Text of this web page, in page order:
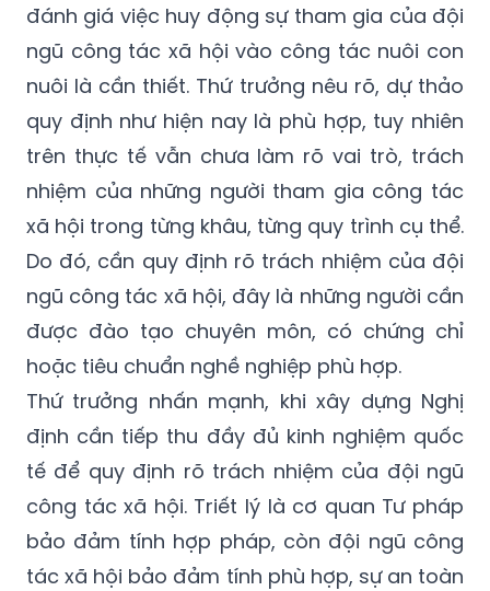
đánh giá việc huy động sự tham gia của đội
ngũ công tác xã hội vào công tác nuôi con
nuôi là cần thiết. Thứ trưởng nêu rõ, dự thảo
quy định như hiện nay là phù hợp, tuy nhiên
trên thực tế vẫn chưa làm rõ vai trò, trách
nhiệm của những người tham gia công tác
xã hội trong từng khâu, từng quy trình cụ thể.
Do đó, cần quy định rõ trách nhiệm của đội
ngũ công tác xã hội, đây là những người cần
được đào tạo chuyên môn, có chứng chỉ
hoặc tiêu chuẩn nghề nghiệp phù hợp.
Thứ trưởng nhấn mạnh, khi xây dựng Nghị
định cần tiếp thu đầy đủ kinh nghiệm quốc
tế để quy định rõ trách nhiệm của đội ngũ
công tác xã hội. Triết lý là cơ quan Tư pháp
bảo đảm tính hợp pháp, còn đội ngũ công
tác xã hội bảo đảm tính phù hợp, sự an toàn